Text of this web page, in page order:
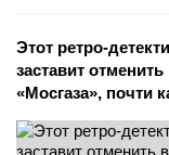
Этот ретро-
заставит
«Мосгаза», почти